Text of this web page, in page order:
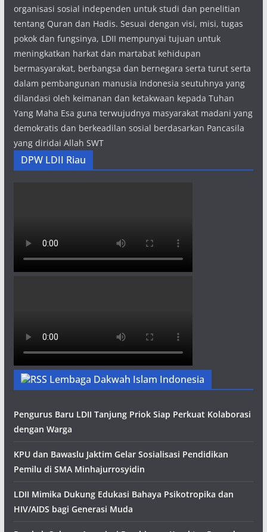
organisasi sosial independen untuk studi dan penelitian
tentang Quran dan Hadis. Sesuai dengan visi, misi, tugas
pokok dan fungsinya, LDII mempunyai tujuan untuk
meningkatkan harkat dan martabat kehidupan
bermasyarakat, berbangsa dan bernegara serta turut serta
dalam pembangunan manusia Indonesia seutuhnya yang
dilandasi oleh keimanan dan ketakwaan kepada Tuhan
Yang Maha Esa guna terwujudnya masyarakat madani yang
demokratis dan berkeadilan sosial berdasarkan Pancasila
yang diridai Allah SWT
DPW LDII Riau
Lembaga Dakwah Islam Indonesia
Pengurus Baru LDII Tanjung Priok Siap Perkuat Kolaborasi
dengan Warga
KPU dan Bawaslu Jaktim Gelar Sosialisasi Pendidikan
Pemilu di SMA Minhajurrosyidin
LDII Mimika Dukung Edukasi Bahaya Psikotropika dan
HIV/AIDS bagi Generasi Muda